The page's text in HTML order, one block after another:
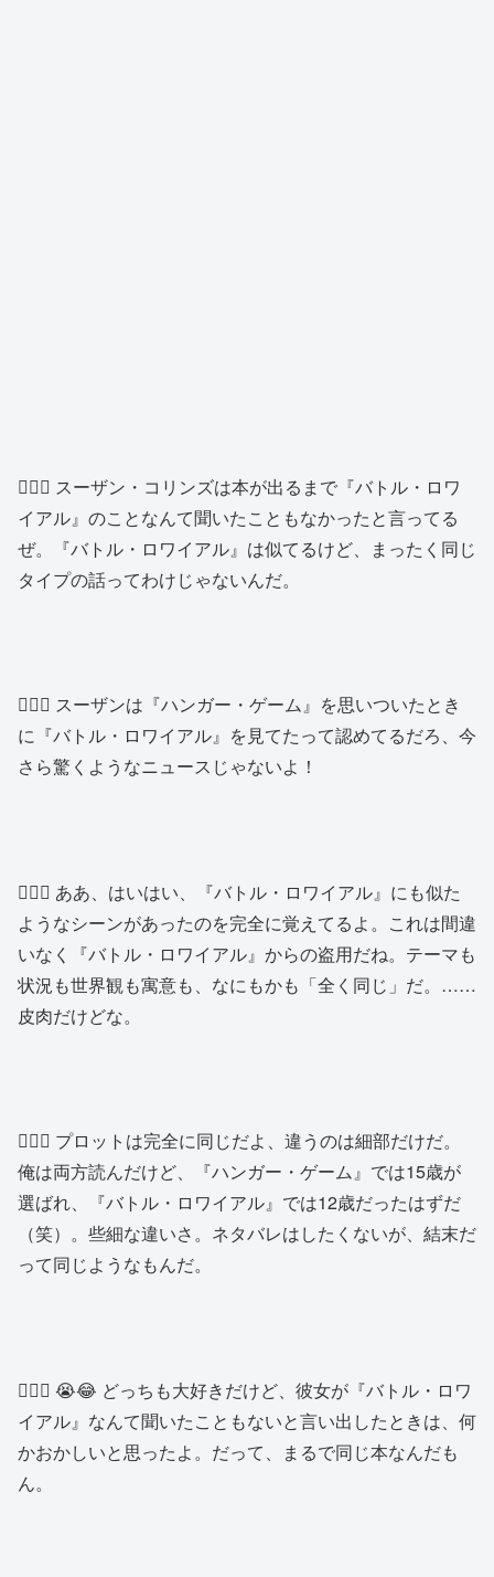
👱🏻‍♂️ スーザン・コリンズは本が出るまで『バトル・ロワ
イアル』のことなんて聞いたこともなかったと言ってる
ぜ。『バトル・ロワイアル』は似てるけど、まったく同じ
タイプの話ってわけじゃないんだ。
🙍🏻‍♂️ スーザンは『ハンガー・ゲーム』を思いついたとき
に『バトル・ロワイアル』を見てたって認めてるだろ、今
さら驚くようなニュースじゃないよ！
🙍🏻‍♂️ ああ、はいはい、『バトル・ロワイアル』にも似た
ようなシーンがあったのを完全に覚えてるよ。これは間違
いなく『バトル・ロワイアル』からの盗用だね。テーマも
状況も世界観も寓意も、なにもかも「全く同じ」だ。……
皮肉だけどな。
🙍🏾‍♂️ プロットは完全に同じだよ、違うのは細部だけだ。
俺は両方読んだけど、『ハンガー・ゲーム』では15歳が
選ばれ、『バトル・ロワイアル』では12歳だったはずだ
（笑）。些細な違いさ。ネタバレはしたくないが、結末だ
って同じようなもんだ。
👱🏻‍♀️ 😭😂 どっちも大好きだけど、彼女が『バトル・ロワ
イアル』なんて聞いたこともないと言い出したときは、何
かおかしいと思ったよ。だって、まるで同じ本なんだも
ん。